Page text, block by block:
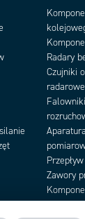
Radary
Czujniki
radarowe
Zawory